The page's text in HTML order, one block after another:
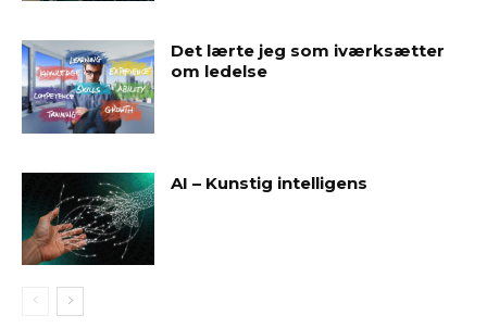
Det lærte jeg som iværksætter
om ledelse
AI – Kunstig intelligens